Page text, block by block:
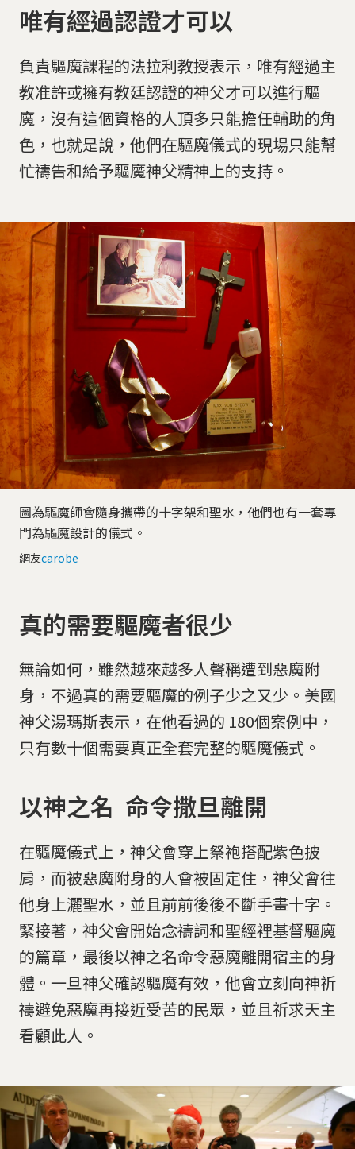
唯有經過認證才可以
負責驅魔課程的法拉利教授表示，唯有經過主
教准許或擁有教廷認證的神父才可以進行驅
魔，沒有這個資格的人頂多只能擔任輔助的角
色，也就是說，他們在驅魔儀式的現場只能幫
忙禱告和給予驅魔神父精神上的支持。
圖為驅魔師會隨身攜帶的十字架和聖水，他們也有一套專
門為驅魔設計的儀式。
網友carobe
真的需要驅魔者很少
無論如何，雖然越來越多人聲稱遭到惡魔附
身，不過真的需要驅魔的例子少之又少。美國
神父湯瑪斯表示，在他看過的 180個案例中，
只有數十個需要真正全套完整的驅魔儀式。
以神之名 命令撒旦離開
在驅魔儀式上，神父會穿上祭袍搭配紫色披
肩，而被惡魔附身的人會被固定住，神父會往
他身上灑聖水，並且前前後後不斷手畫十字。
緊接著，神父會開始念禱詞和聖經裡基督驅魔
的篇章，最後以神之名命令惡魔離開宿主的身
體。一旦神父確認驅魔有效，他會立刻向神祈
禱避免惡魔再接近受苦的民眾，並且祈求天主
看顧此人。